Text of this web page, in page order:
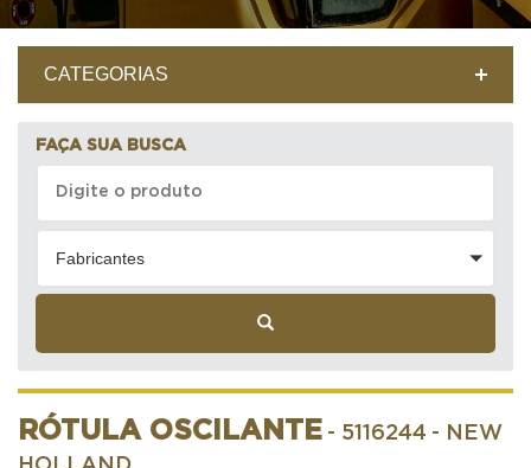
CATEGORIAS
FAÇA SUA BUSCA
Fabricantes
RÓTULA OSCILANTE - 5116244 - NEW